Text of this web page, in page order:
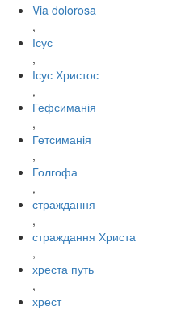
Via dolorosa
,
Ісус
,
Ісус Христос
,
Гефсиманія
,
Гетсиманія
,
Голгофа
,
страждання
,
страждання Христа
,
хреста путь
,
хрест